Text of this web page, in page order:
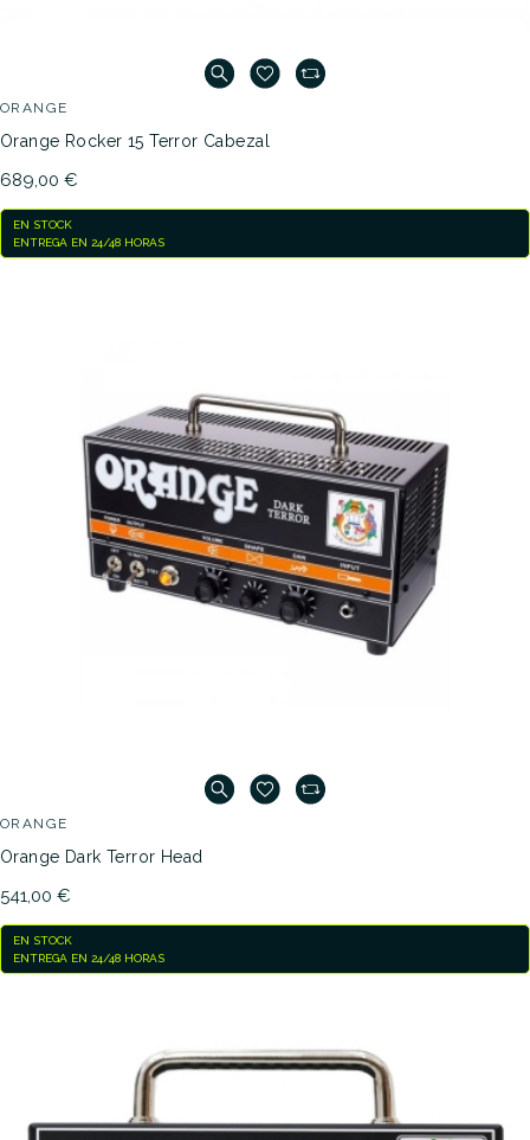
ORANGE
Orange Rocker 15 Terror Cabezal
689,00 €
EN STOCK
ENTREGA EN 24/48 HORAS
ORANGE
Orange Dark Terror Head
541,00 €
EN STOCK
ENTREGA EN 24/48 HORAS